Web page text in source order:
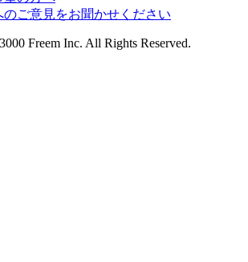
ご意見をお聞かせください
Freem Inc. All Rights Reserved.